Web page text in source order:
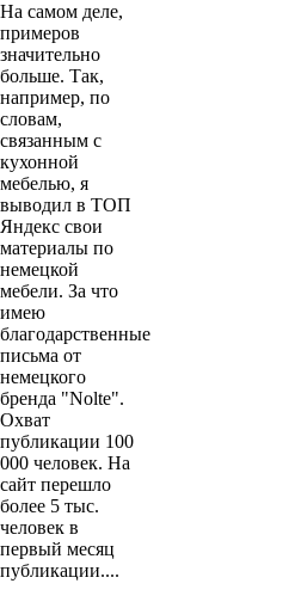
На самом деле,
примеров
значительно
больше. Так,
например, по
словам,
связанным с
кухонной
мебелью, я
выводил в ТОП
Яндекс свои
материалы по
немецкой
мебели. За что
имею
благодарственные
письма от
немецкого
бренда "Nolte".
Охват
публикации 100
000 человек. На
сайт перешло
более 5 тыс.
человек в
первый месяц
публикации....